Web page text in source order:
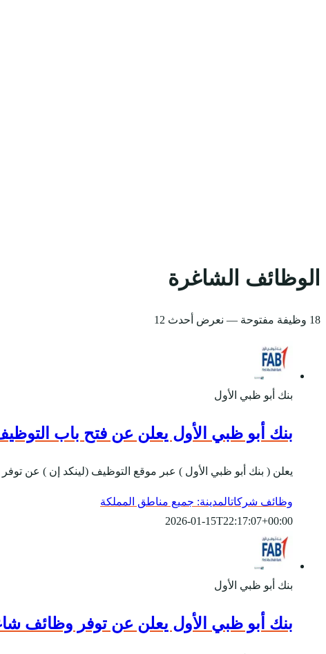
الوظائف الشاغرة
18 وظيفة مفتوحة — نعرض أحدث 12
بنك أبو ظبي الأول
بنك أبو ظبي الأول يعلن عن فتح باب
يعلن ( بنك أبو ظبي الأول ) عبر موقع التوظيف (لينكد إن ) عن
وظائف شركاتالمدينة: جميع مناطق المملكة
2026-01-15T22:17:07+00:00
بنك أبو ظبي الأول
بنك أبو ظبي الأول يعلن عن توفر وظائف